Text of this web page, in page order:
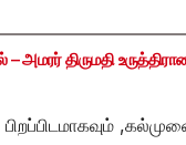
அமரர் திருமதி